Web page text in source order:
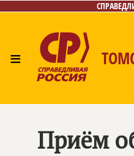
≡
Фото/Видео
Приём